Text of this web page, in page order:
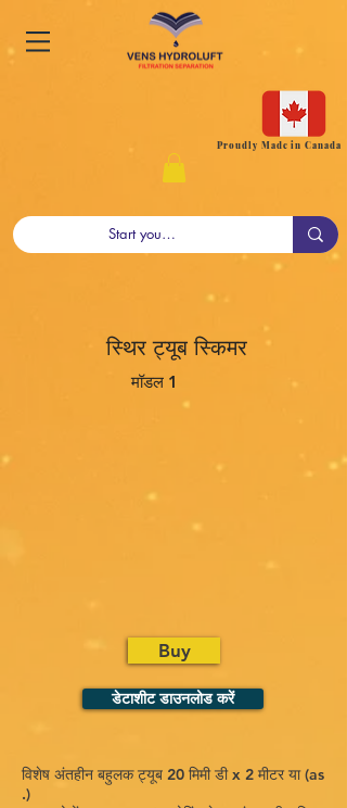
Proudly Made in Canada
स्थिर ट्यूब स्किमर
मॉडल 1
Buy
डेटाशीट डाउनलोड करें
विशेष अंतहीन बहुलक ट्यूब 20 मिमी डी x 2 मीटर या (as
.)